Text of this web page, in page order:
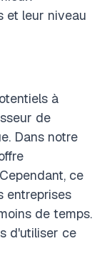
et leur niveau
à
de
Dans notre
ce
entreprises
de temps.
d'utiliser ce